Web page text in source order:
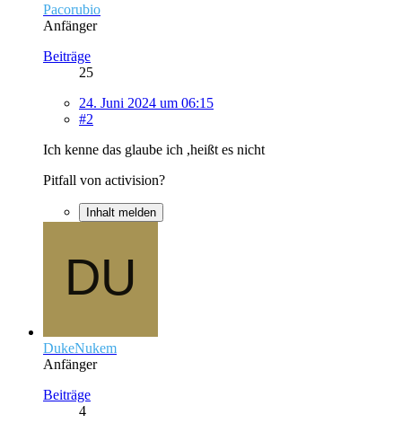
Pacorubio
Anfänger
Beiträge
25
24. Juni 2024 um 06:15
#2
Ich kenne das glaube ich ,heißt es nicht
Pitfall von activision?
Inhalt melden
DukeNukem
Anfänger
Beiträge
4